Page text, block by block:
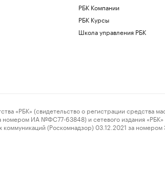
РБК Компании
РБК Курсы
Школа управления РБК
(свидетельство о регистрации средства
ИА №ФС77-63848) и сетевого издания «РБК»
(Роскомнадзор) 03.12.2021 за